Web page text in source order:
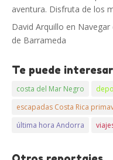
aventura. Disfruta de los
David Arquillo en Navegar
de Barrameda
Te puede interesar
costa del Mar Negro
escapadas Costa Rica
última hora Andorra